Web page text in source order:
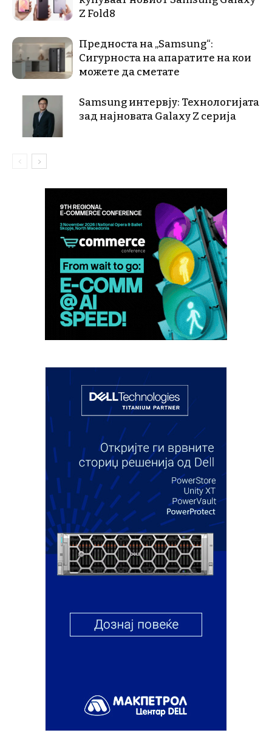
Z Fold8
Предноста на „Samsung“:
Сигурноста на апаратите на кои
можете да сметате
Samsung интервју: Технологијата
зад најновата Galaxy Z серија